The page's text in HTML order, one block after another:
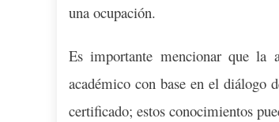
una ocupación.
Es importante mencionar que la
académico con base en el diálogo
certificado; estos conocimientos